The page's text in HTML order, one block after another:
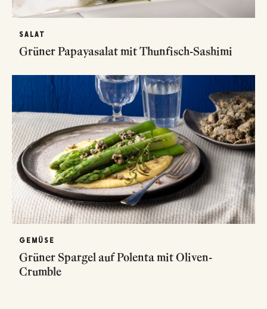
SALAT
Grüner Papayasalat mit Thunfisch-Sashimi
GEMÜSE
Grüner Spargel auf Polenta mit Oliven-
Crumble